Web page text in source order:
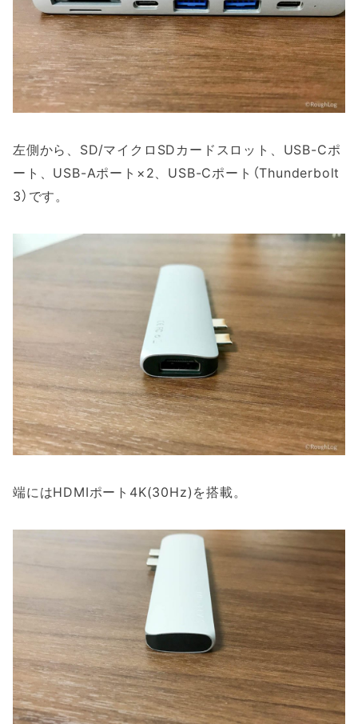
左側から、SD/マイクロSDカードスロット、USB-Cポ
ート、USB-Aポート×2、USB-Cポート（Thunderbolt
3）です。
端にはHDMIポート4K(30Hz)を搭載。